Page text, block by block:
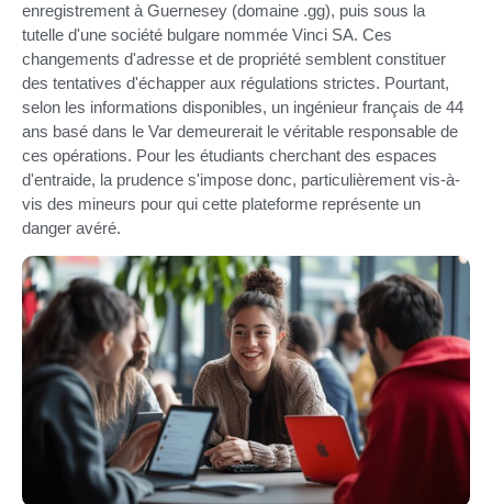
enregistrement à Guernesey (domaine .gg), puis sous la
tutelle d'une société bulgare nommée Vinci SA. Ces
changements d'adresse et de propriété semblent constituer
des tentatives d'échapper aux régulations strictes. Pourtant,
selon les informations disponibles, un ingénieur français de 44
ans basé dans le Var demeurerait le véritable responsable de
ces opérations. Pour les étudiants cherchant des espaces
d'entraide, la prudence s'impose donc, particulièrement vis-à-
vis des mineurs pour qui cette plateforme représente un
danger avéré.